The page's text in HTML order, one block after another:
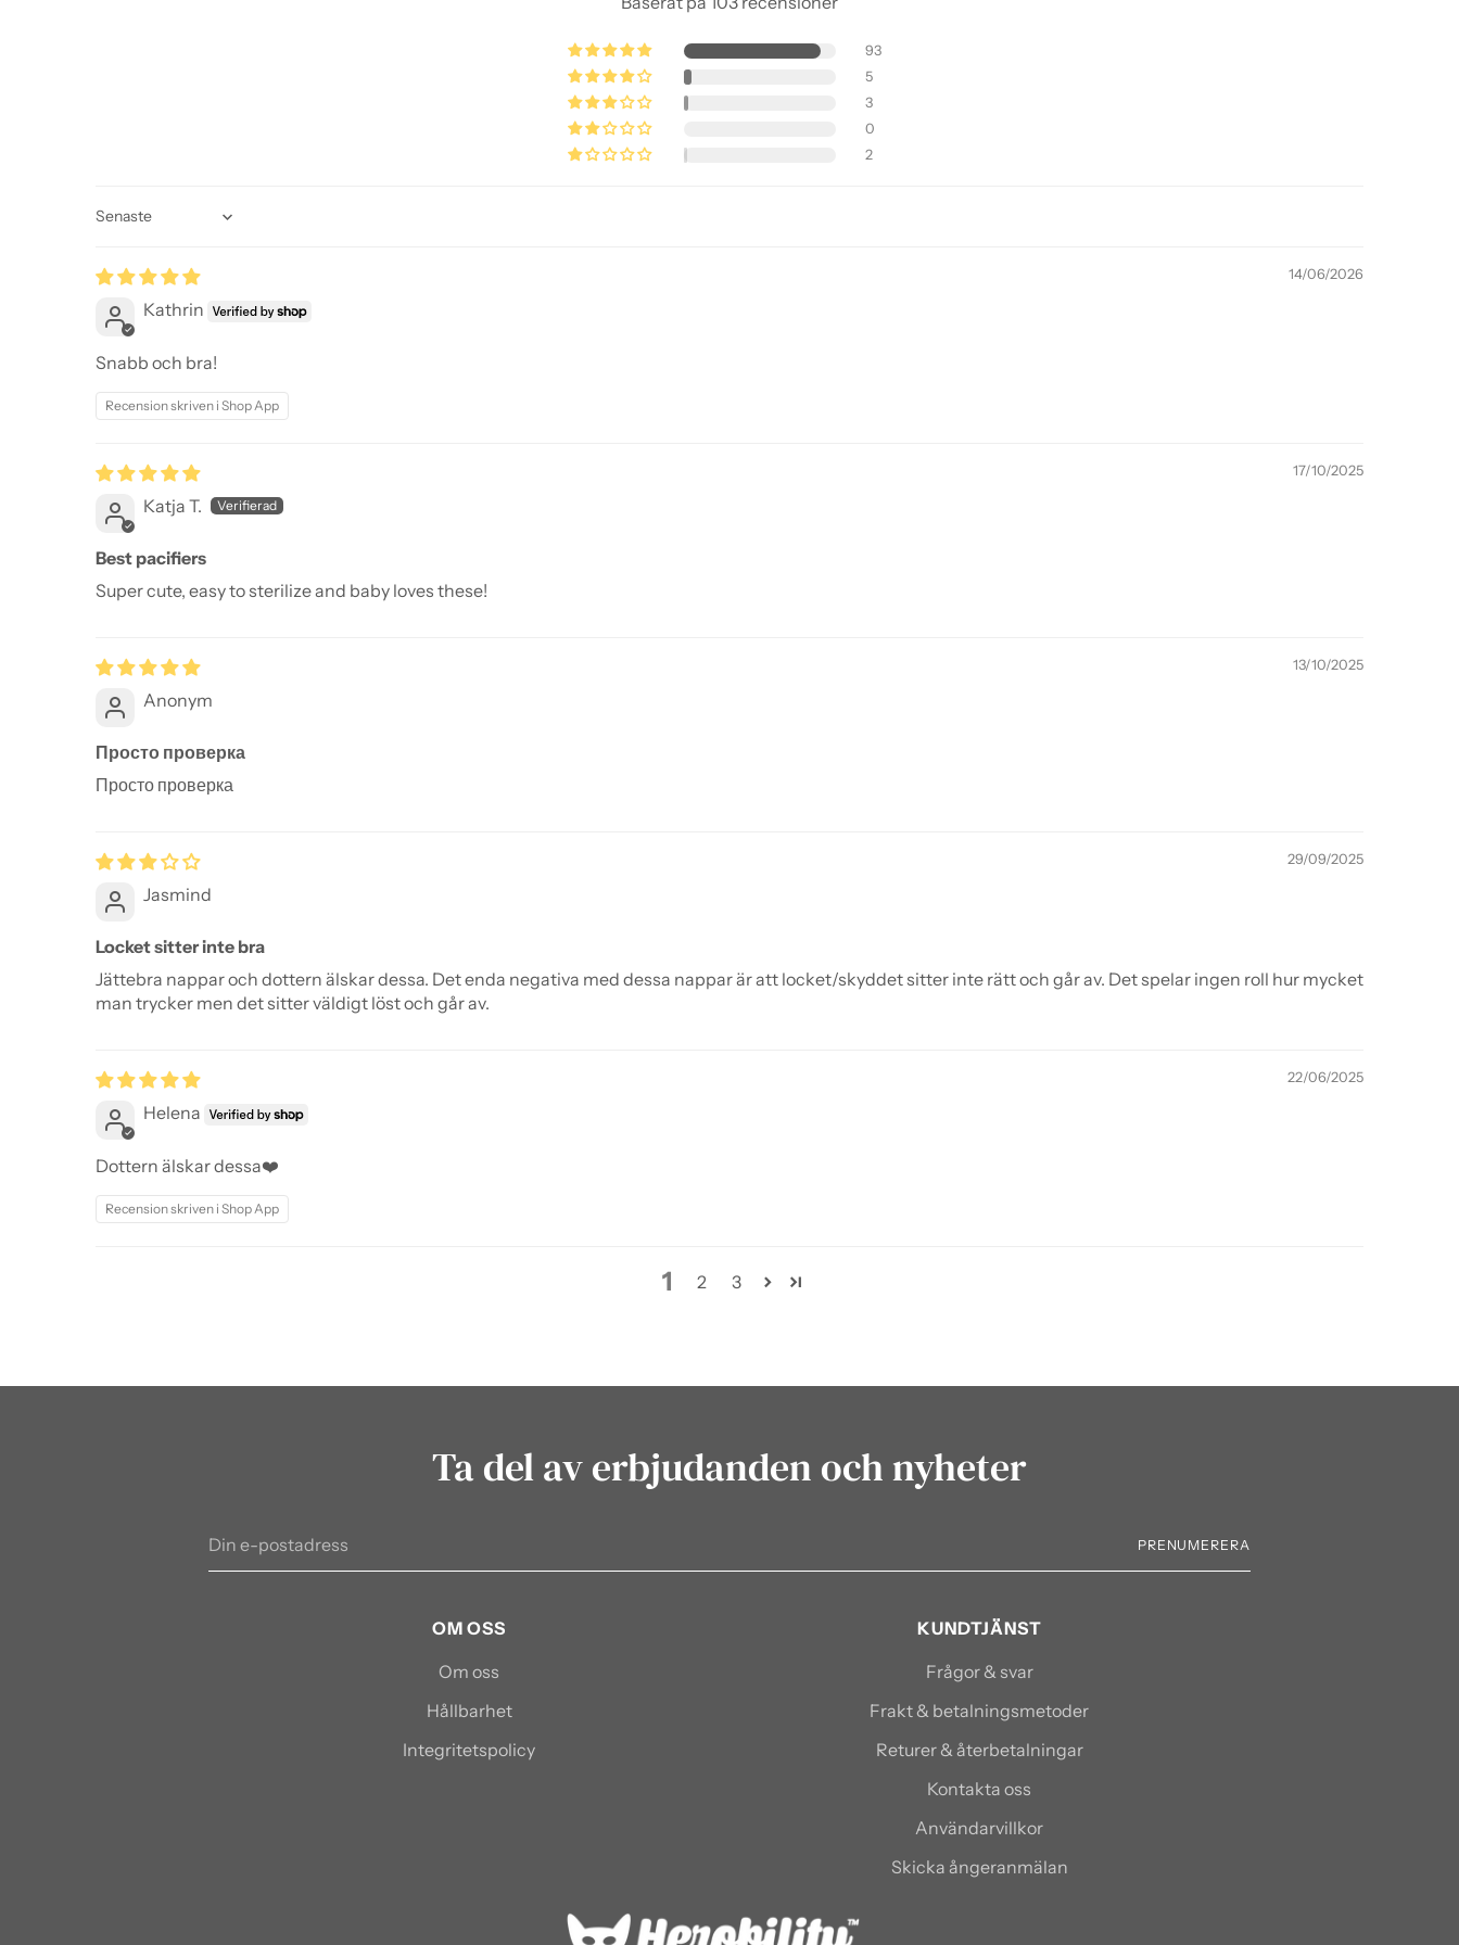
93
5
3
0
2
Sort by
14/06/2026
Kathrin
Snabb och bra!
Recension skriven i Shop App
17/10/2025
Katja T.
Best pacifiers
Super cute, easy to sterilize and baby loves these!
13/10/2025
Anonym
Просто проверка
Просто проверка
29/09/2025
Jasmind
Locket sitter inte bra
Jättebra nappar och dottern älskar dessa. Det enda negativa med dessa nappar är att locket/skyddet sitter inte rätt och går av. Det spelar ingen roll hur mycket
man trycker men det sitter väldigt löst och går av.
22/06/2025
Helena
Dottern älskar dessa❤️
Recension skriven i Shop App
1 2 3
Ta del av erbjudanden och nyheter
e-
PRENUMERERA
OM OSS
Om oss
Hållbarhet
Integritetspolicy
KUNDTJÄNST
Frågor & svar
Frakt & betalningsmetoder
Returer & återbetalningar
Kontakta oss
Användarvillkor
Skicka ångeranmälan